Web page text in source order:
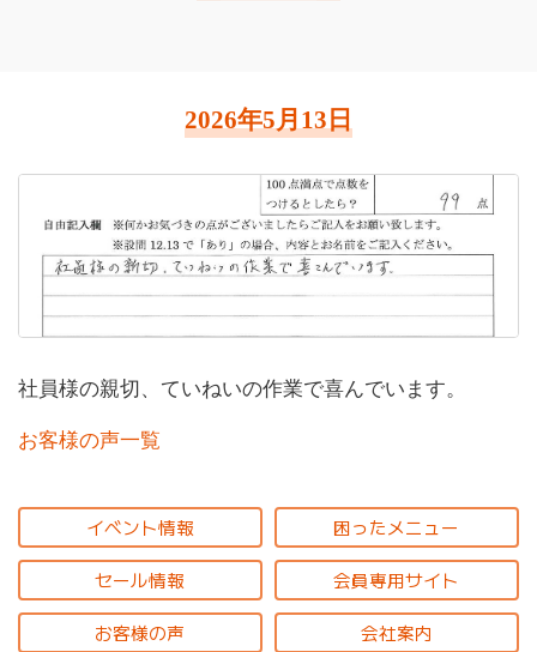
2026年5月13日
社員様の親切、ていねいの作業で喜んでいます。
お客様の声一覧
イベント情報 困ったメニュー
セール情報 会員専用サイト
お客様の声 会社案内